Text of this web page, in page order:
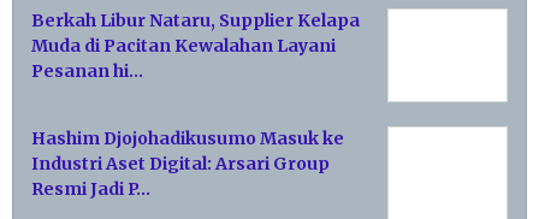
Berkah Libur Nataru, Supplier Kelapa
Muda di Pacitan Kewalahan Layani
Pesanan hi…
Hashim Djojohadikusumo Masuk ke
Industri Aset Digital: Arsari Group
Resmi Jadi P…